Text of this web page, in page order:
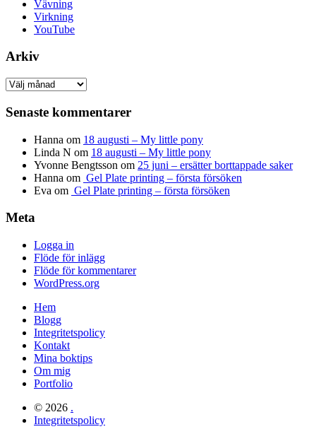
Vävning
Virkning
YouTube
Arkiv
Arkiv
Senaste kommentarer
Hanna om 18 augusti – My little pony
Linda N om 18 augusti – My little pony
Yvonne Bengtsson om 25 juni – ersätter borttappade saker
Hanna om Gel Plate printing – första försöken
Eva om Gel Plate printing – första försöken
Meta
Logga in
Flöde för inlägg
Flöde för kommentarer
WordPress.org
Hem
Blogg
Integritetspolicy
Kontakt
Mina boktips
Om mig
Portfolio
© 2026 .
Integritetspolicy